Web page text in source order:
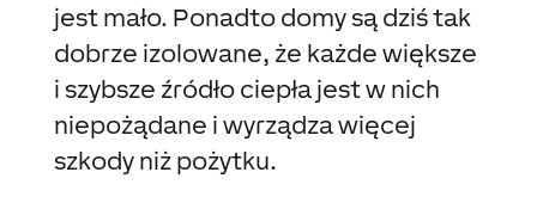
jest mało. Ponadto domy są dziś tak
dobrze izolowane, że każde większe
i szybsze źródło ciepła jest w nich
niepożądane i wyrządza więcej
szkody niż pożytku.